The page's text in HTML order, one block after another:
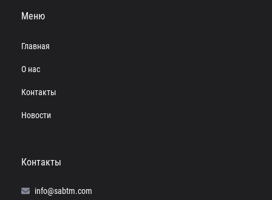
Меню
Главная
О нас
Контакты
Новости
Контакты
info@sabtm.com